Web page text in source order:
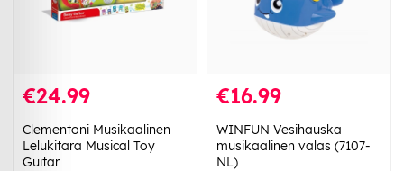
€24.99
Clementoni Musikaalinen
Lelukitara Musical Toy
Guitar
€16.99
WINFUN Vesihauska
musikaalinen valas (7107-
NL)